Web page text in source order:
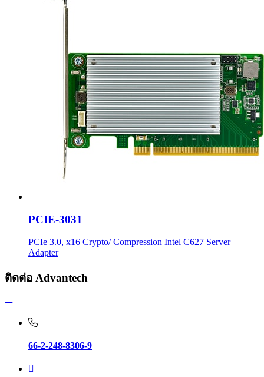
PCIE-3031
PCIe 3.0, x16 Crypto/ Compression Intel C627 Server
Adapter
ติดต่อ Advantech
66-2-248-8306-9